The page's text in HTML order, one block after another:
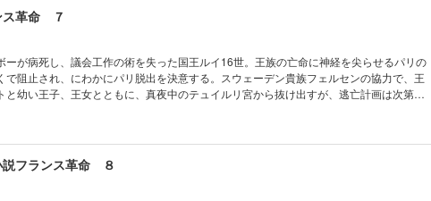
ス革命 ７
ーが病死し、議会工作の術を失った国王ルイ16世。王族の亡命に神経を尖らせるパリの
で阻止され、にわかにパリ脱出を決意する。スウェーデン貴族フェルセンの協力で、王
と幼い王子、王女とともに、真夜中のテュイルリ宮から抜け出すが、逃亡計画は次第に
フランス革命 ８